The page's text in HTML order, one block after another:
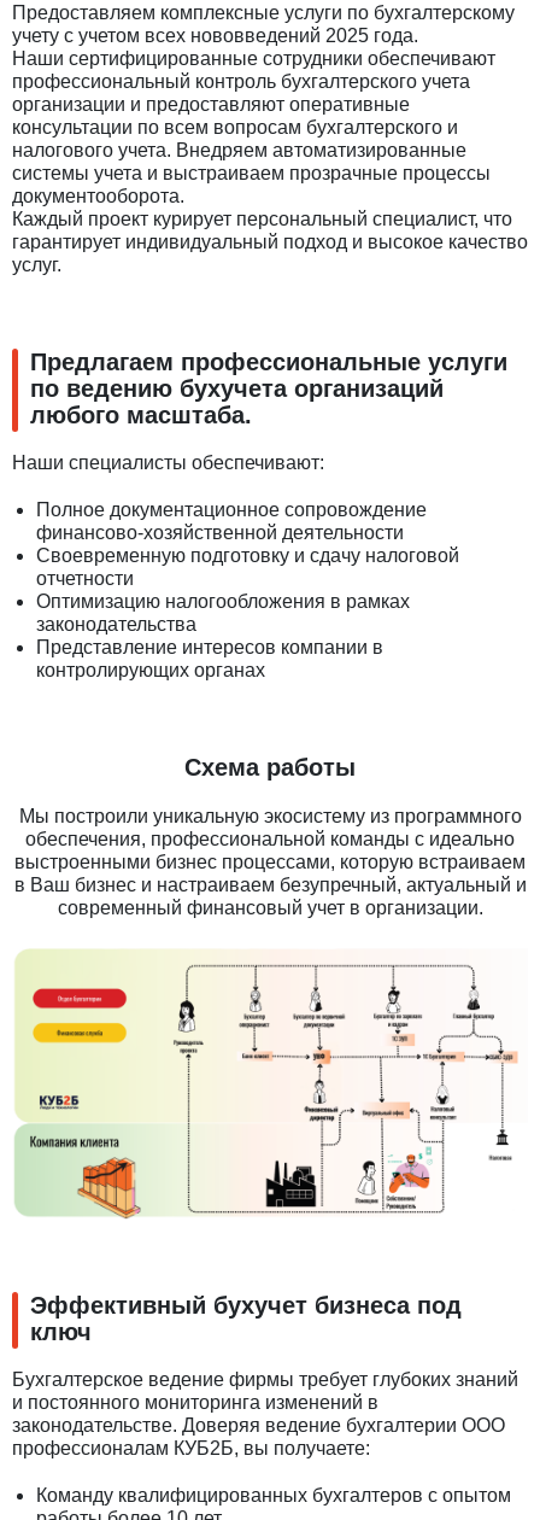
Предоставляем комплексные услуги по бухгалтерскому
учету с учетом всех нововведений 2025 года.
Наши сертифицированные сотрудники обеспечивают
профессиональный контроль бухгалтерского учета
организации и предоставляют оперативные
консультации по всем вопросам бухгалтерского и
налогового учета. Внедряем автоматизированные
системы учета и выстраиваем прозрачные процессы
документооборота.
Каждый проект курирует персональный специалист, что
гарантирует индивидуальный подход и высокое качество
услуг.
Предлагаем профессиональные услуги
по ведению бухучета организаций
любого масштаба.
Наши специалисты обеспечивают:
Полное документационное сопровождение
финансово-хозяйственной деятельности
Своевременную подготовку и сдачу налоговой
отчетности
Оптимизацию налогообложения в рамках
законодательства
Представление интересов компании в
контролирующих органах
Схема работы
Мы построили уникальную экосистему из программного
обеспечения, профессиональной команды с идеально
выстроенными бизнес процессами, которую встраиваем
в Ваш бизнес и настраиваем безупречный, актуальный и
современный финансовый учет в организации.
Эффективный бухучет бизнеса под
ключ
Бухгалтерское ведение фирмы требует глубоких знаний
и постоянного мониторинга изменений в
законодательстве. Доверяя ведение бухгалтерии ООО
профессионалам КУБ2Б, вы получаете:
Команду квалифицированных бухгалтеров с опытом